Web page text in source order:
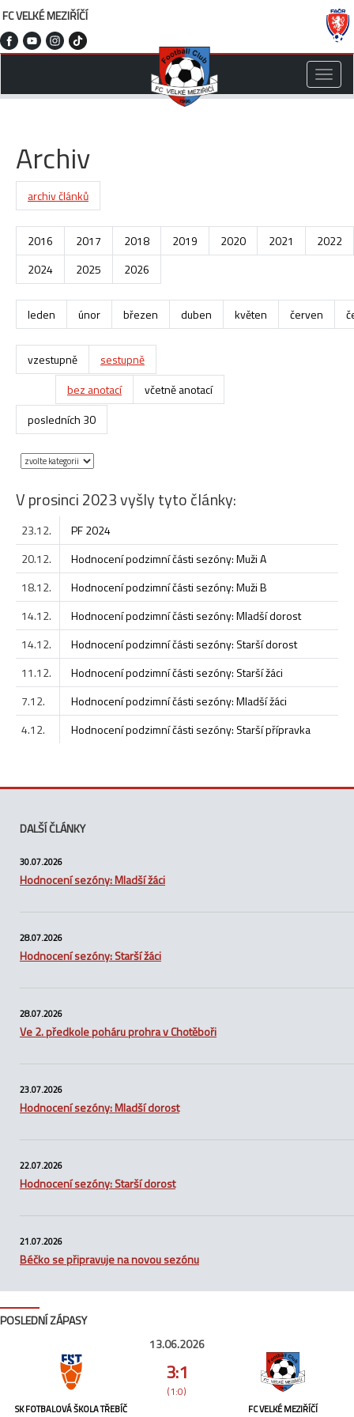
FC VELKÉ MEZIŘÍČÍ
Toggle
Archiv
archiv článků
2016 2017 2018 2019 2020 2021
2022
2024
2025 2026
leden únor březen duben květen červen
vzestupně
sestupně
bez anotací
včetně anotací
posledních 30
V prosinci 2023 vyšly tyto články:
23.12.
PF 2024
20.12.
Hodnocení podzimní části sezóny: Muži A
18.12.
Hodnocení podzimní části sezóny: Muži B
14.12.
Hodnocení podzimní části sezóny: Mladší dorost
14.12.
Hodnocení podzimní části sezóny: Starší dorost
11.12.
Hodnocení podzimní části sezóny: Starší žáci
7.12.
Hodnocení podzimní části sezóny: Mladší žáci
4.12.
Hodnocení podzimní části sezóny: Starší přípravka
DALŠÍ ČLÁNKY
30.07.2026
Hodnocení sezóny: Mladší žáci
28.07.2026
Hodnocení sezóny: Starší žáci
28.07.2026
Ve 2. předkole poháru prohra v Chotěboři
23.07.2026
Hodnocení sezóny: Mladší dorost
22.07.2026
Hodnocení sezóny: Starší dorost
21.07.2026
Béčko se připravuje na novou sezónu
POSLEDNÍ ZÁPASY
SK FOTBALOVÁ ŠKOLA TŘEBÍČ
13.06.2026
3:1
(1:0)
FC VELKÉ MEZIŘÍČÍ